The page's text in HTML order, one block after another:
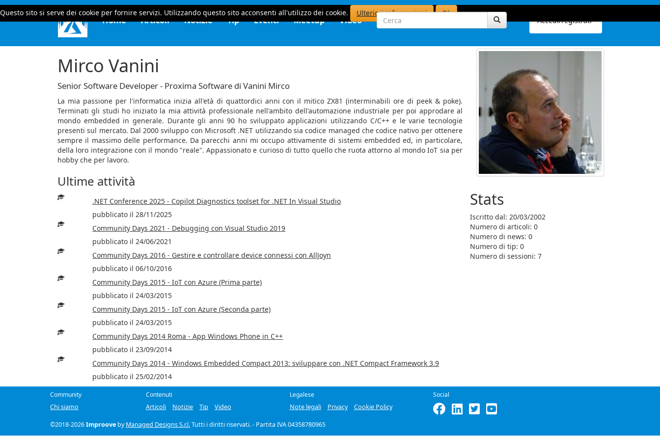
Questo sito si serve dei cookie per fornire servizi. Utilizzando questo sito acconsenti all'utilizzo dei cookie. Ulteriori informazioni Ok
Home Articoli Notizie Tip Eventi Meetup Video Accedi/registrati
Mirco Vanini
Senior Software Developer - Proxima Software di Vanini Mirco
La mia passione per l'informatica inizia all'età di quattordici anni con il mitico ZX81 (interminabili ore di peek & poke).
Terminati gli studi ho iniziato la mia attività professionale nell'ambito dell'automazione industriale per poi approdare al
mondo embedded in generale. Durante gli anni 90 ho sviluppato applicazioni utilizzando C/C++ e le varie tecnologie
presenti sul mercato. Dal 2000 sviluppo con Microsoft .NET utilizzando sia codice managed che codice nativo per ottenere
sempre il massimo delle performance. Da parecchi anni mi occupo attivamente di sistemi embedded ed, in particolare,
della loro integrazione con il mondo "reale". Appassionato e curioso di tutto quello che ruota attorno al mondo IoT sia per
hobby che per lavoro.
Ultime attività
.NET Conference 2025 - Copilot Diagnostics toolset for .NET In Visual Studio
pubblicato il 28/11/2025
Community Days 2021 - Debugging con Visual Studio 2019
pubblicato il 24/06/2021
Community Days 2016 - Gestire e controllare device connessi con AllJoyn
pubblicato il 06/10/2016
Community Days 2015 - IoT con Azure (Prima parte)
pubblicato il 24/03/2015
Community Days 2015 - IoT con Azure (Seconda parte)
pubblicato il 24/03/2015
Community Days 2014 Roma - App Windows Phone in C++
pubblicato il 23/09/2014
Community Days 2014 - Windows Embedded Compact 2013: sviluppare con .NET Compact Framework 3.9
pubblicato il 25/02/2014
Stats
Iscritto dal: 20/03/2002
Numero di articoli: 0
Numero di news: 0
Numero di tip: 0
Numero di sessioni: 7
Community
Chi siamo
Contenuti
Articoli
Notizie Tip Video
Legalese
Note legali
Privacy Cookie Policy
Social
©2018-2026Improove byManaged Designs S.r.l.Tutti i diritti riservati. - Partita IVA 04358780965